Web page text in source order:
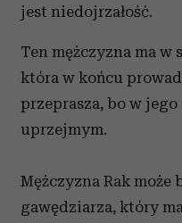
jest niedojrzałość.
Ten mężczyzna ma
która w końcu
przeprasza, bo w
uprzejmym.
Mężczyzna Rak
gawędziarza, który